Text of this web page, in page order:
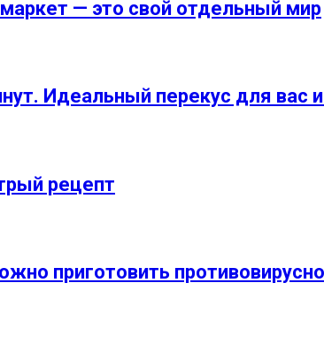
— это свой отдельный мир
Идеальный перекус для вас
рецепт
приготовить